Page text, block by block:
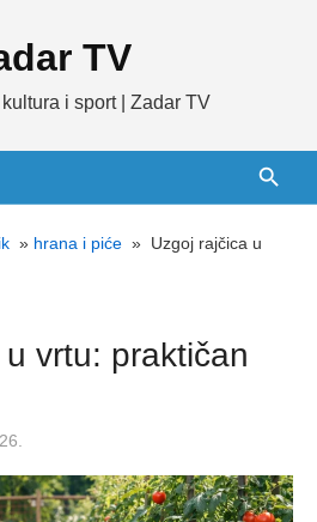
TV
i sport | Zadar TV
» hrana i piće » Uzgoj rajčica u
vrtu: praktičan